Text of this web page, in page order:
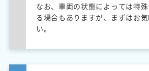
なお、車両の状態によっては特
る場合もありますが、まずはお
い。